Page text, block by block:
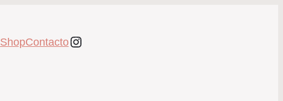
ShopContactoInstagram